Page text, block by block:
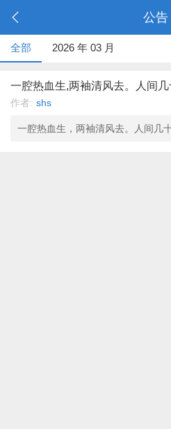
公告
全部 2026 年 03 月
一腔热血生,两袖清风去。人间几
作者: shs
一腔热血生，两袖清风去。人间几